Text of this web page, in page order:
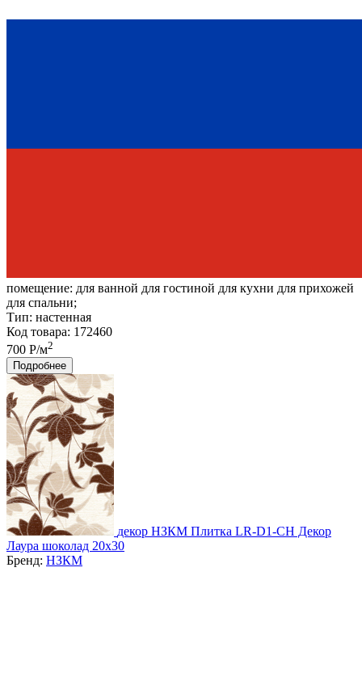
помещение: для ванной для гостиной для кухни для прихожей
для спальни;
Тип: настенная
Код товара: 172460
700 Р/м2
Подробнее
декор НЗКМ Плитка LR-D1-CH Декор
Лаура шоколад 20x30
Бренд: НЗКМ